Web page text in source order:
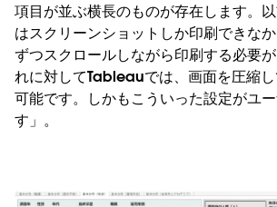
項目が並ぶ横長のものが存在します。
はスクリーンショットしか印刷できな
ずつスクロールしながら印刷する必要
れに対してTableauでは、画面を圧縮
可能です。しかもこういった設定がユ
す」。